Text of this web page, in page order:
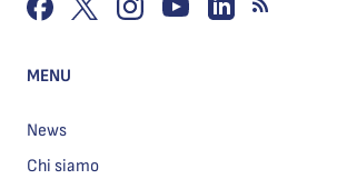
MENU
News
Chi siamo